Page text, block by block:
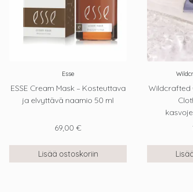
Esse
ESSE Cream Mask – Kosteuttava
ja elvyttävä naamio 50 ml
69,00 €
Lisää ostoskoriin
Wildcrafted